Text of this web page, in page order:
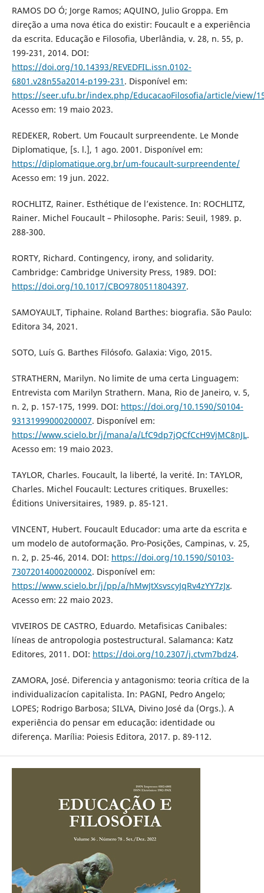
RAMOS DO Ó; Jorge Ramos; AQUINO, Julio Groppa. Em
direção a uma nova ética do existir: Foucault e a experiência
da escrita. Educação e Filosofia, Uberlândia, v. 28, n. 55, p.
199-231, 2014. DOI:
https://doi.org/10.14393/REVEDFIL.issn.0102-
6801.v28n55a2014-p199-231 . Disponível em:
https://seer.ufu.br/index.php/EducacaoFilosofia/article/view/
Acesso em: 19 maio 2023.
REDEKER, Robert. Um Foucault surpreendente. Le Monde
Diplomatique, [s. l.], 1 ago. 2001. Disponível em:
https://diplomatique.org.br/um-foucault-surpreendente/
Acesso em: 19 jun. 2022.
ROCHLITZ, Rainer. Esthétique de l’existence. In: ROCHLITZ,
Rainer. Michel Foucault – Philosophe. Paris: Seuil, 1989. p.
288-300.
RORTY, Richard. Contingency, irony, and solidarity.
Cambridge: Cambridge University Press, 1989. DOI:
https://doi.org/10.1017/CBO9780511804397.
SAMOYAULT, Tiphaine. Roland Barthes: biografia. São Paulo:
Editora 34, 2021.
SOTO, Luís G. Barthes Filósofo. Galaxia: Vigo, 2015.
STRATHERN, Marilyn. No limite de uma certa Linguagem:
Entrevista com Marilyn Strathern. Mana, Rio de Janeiro, v. 5,
n. 2, p. 157-175, 1999. DOI: https://doi.org/10.1590/S0104-
93131999000200007. Disponível em:
https://www.scielo.br/j/mana/a/LfC9dp7jQCfCcH9VjMC8nJL.
Acesso em: 19 maio 2023.
TAYLOR, Charles. Foucault, la liberté, la verité. In: TAYLOR,
Charles. Michel Foucault: Lectures critiques. Bruxelles:
Éditions Universitaires, 1989. p. 85-121.
VINCENT, Hubert. Foucault Educador: uma arte da escrita e
um modelo de autoformação. Pro-Posições, Campinas, v. 25,
n. 2, p. 25-46, 2014. DOI: https://doi.org/10.1590/S0103-
73072014000200002. Disponível em:
https://www.scielo.br/j/pp/a/hMwJtXsvscyJqRv4zYY7zJx.
Acesso em: 22 maio 2023.
VIVEIROS DE CASTRO, Eduardo. Metafisicas Canibales:
líneas de antropologia postestructural. Salamanca: Katz
Editores, 2011. DOI: https://doi.org/10.2307/j.ctvm7bdz4.
ZAMORA, José. Diferencia y antagonismo: teoria crítica de la
individualizacíon capitalista. In: PAGNI, Pedro Angelo;
LOPES; Rodrigo Barbosa; SILVA, Divino José da (Orgs.). A
experiência do pensar em educação: identidade ou
diferença. Marília: Poiesis Editora, 2017. p. 89-112.